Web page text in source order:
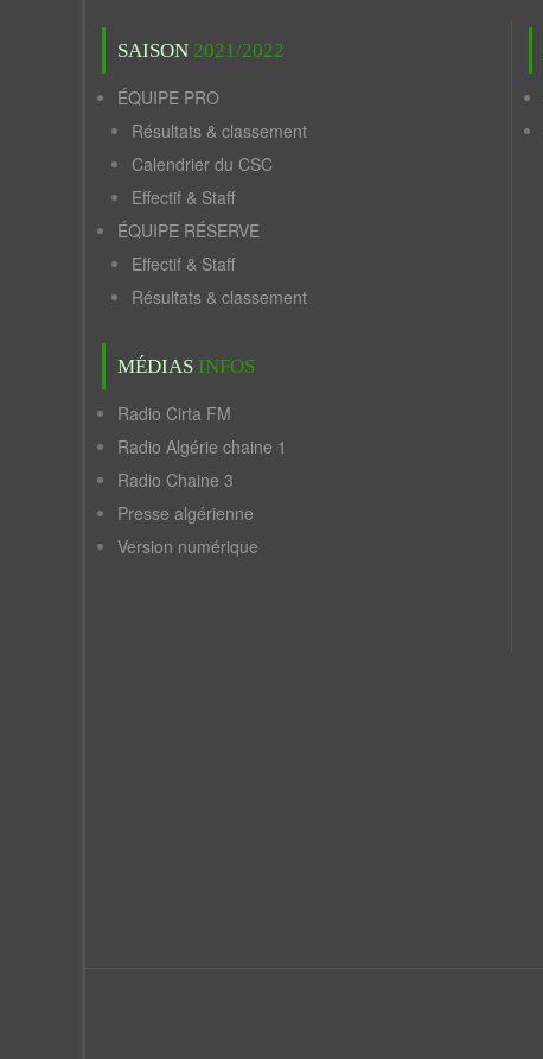
SAISON 2021/2022
ÉQUIPE PRO
Résultats & classement
Calendrier du CSC
Effectif & Staff
ÉQUIPE RÉSERVE
Effectif & Staff
Résultats & classement
MÉDIAS INFOS
Radio Cirta FM
Radio Algérie chaine 1
Radio Chaine 3
Presse algérienne
Version numérique